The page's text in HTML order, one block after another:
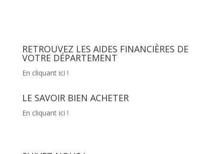
RETROUVEZ LES AIDES FINANCIÈRES DE
VOTRE DÉPARTEMENT
En cliquant ici !
LE SAVOIR BIEN ACHETER
En cliquant ici !